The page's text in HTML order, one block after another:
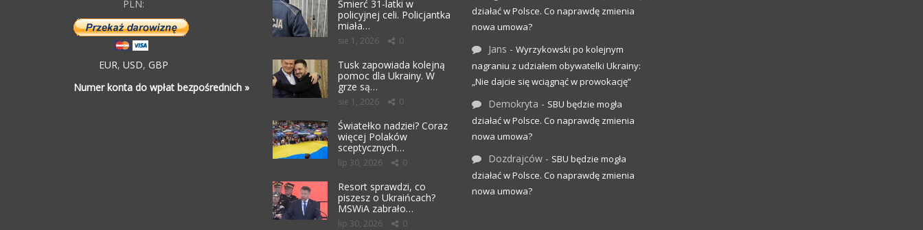
PLN:
EUR, USD, GBP
Numer konta do wpłat bezpośrednich »
Śmierć 31-latki w
policyjnej celi. Policjantka
miała…
sie 1, 2026 0
Tusk zapowiada kolejną
pomoc dla Ukrainy. W
grze są…
sie 1, 2026 0
Światełko nadziei? Coraz
więcej Polaków
sceptycznych…
lip 30, 2026 0
Resort sprawdzi, co
piszesz o Ukraińcach?
MSWiA zabrało…
lip 30, 2026 0
działać w Polsce. Co naprawdę zmienia
nowa umowa?
Jans - Wyrzykowski po kolejnym
nagraniu z udziałem obywatelki Ukrainy:
„Nie dajcie się wciągnąć w prowokację”
Demokryta - SBU będzie mogła
działać w Polsce. Co naprawdę zmienia
nowa umowa?
Dozdrajców - SBU będzie mogła
działać w Polsce. Co naprawdę zmienia
nowa umowa?